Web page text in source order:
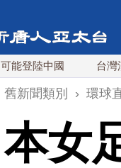
國 台灣漢光首結
舊新聞類別 › 環球
本女